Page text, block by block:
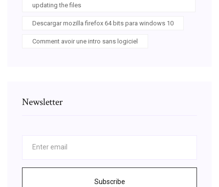
updating the files
Descargar mozilla firefox 64 bits para windows 10
Comment avoir une intro sans logiciel
Newsletter
Subscribe